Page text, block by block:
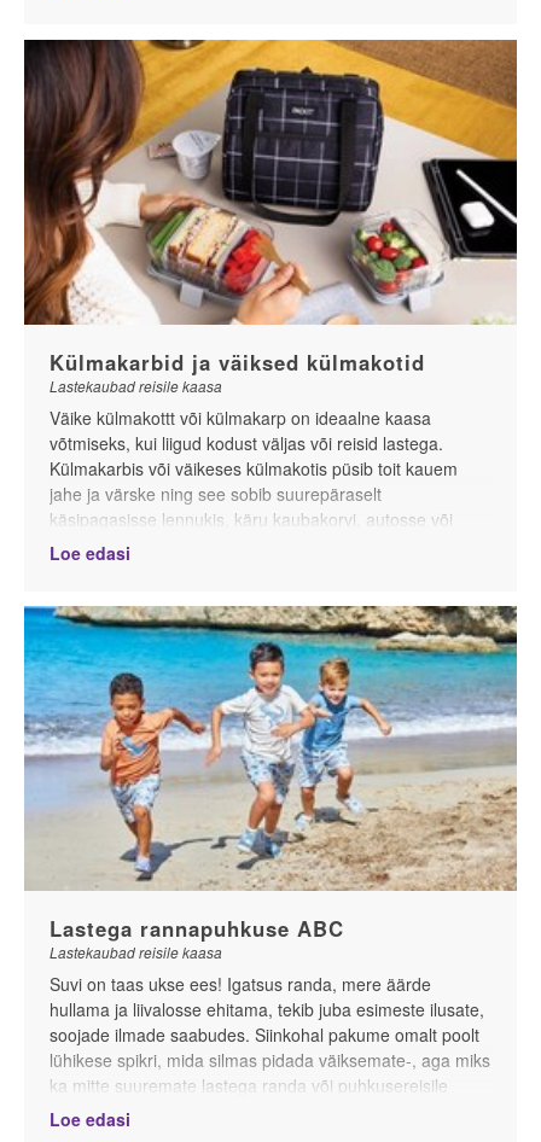
üldkasutatavaid tualette, mis võivad olla vahel üsna
ebahügieenilised ja kasutamiseks ebameeldivad.
Potilkäimise treenimisel on samuti abiks oma pissipott,
mille saab kõikjale kaasa võtta ja vajaduse tekkides kohe
kasutada. Potile võib isegi nime panna.
Külmakarbid ja väiksed külmakotid
Lastekaubad reisile kaasa
Väike külmakottt või külmakarp on ideaalne kaasa
võtmiseks, kui liigud kodust väljas või reisid lastega.
Külmakarbis või väikeses külmakotis püsib toit kauem
jahe ja värske ning see sobib suurepäraselt
käsipagasisse lennukis, käru kaubakorvi, autosse või
seljakotti, kui sõidad bussi või rongiga või liigud jalgsi.
Loe edasi
Lastega rannapuhkuse ABC
Lastekaubad reisile kaasa
Suvi on taas ukse ees! Igatsus randa, mere äärde
hullama ja liivalosse ehitama, tekib juba esimeste ilusate,
soojade ilmade saabudes. Siinkohal pakume omalt poolt
lühikese spikri, mida silmas pidada väiksemate-, aga miks
ka mitte suuremate lastega randa või puhkusereisile
minnes.
Loe edasi